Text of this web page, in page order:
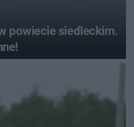
powiecie siedleckim.